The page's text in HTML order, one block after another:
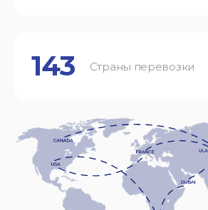
143 Страны перевозки